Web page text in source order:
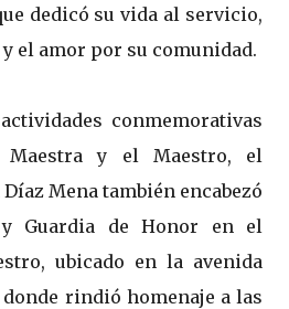
dedicó su vida al servicio,
el amor por su comunidad.
conmemorativas
y el Maestro, el
Mena también encabezó
Guardia de Honor en el
ubicado en la avenida
rindió homenaje a las